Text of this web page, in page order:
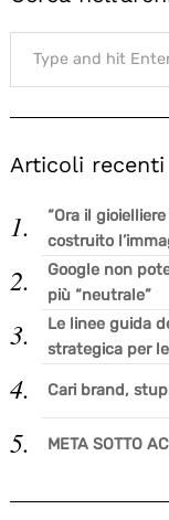
Search
for:
Articoli recenti
“Ora il
costruito
Google non
più “neutrale”
Le linee guida
strategica per
Cari brand,
META SOTTO